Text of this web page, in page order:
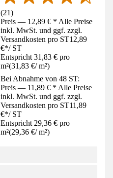
(21)
Preis — 12,89 € * Alle Preise
inkl. MwSt. und ggf. zzgl.
Versandkosten pro ST12,89
€*/ ST
Entspricht 31,83 € pro
m²(31,83 €/ m²)
Bei Abnahme von 48 ST:
Preis — 11,89 € * Alle Preise
inkl. MwSt. und ggf. zzgl.
Versandkosten pro ST11,89
€*/ ST
Entspricht 29,36 € pro
m²(29,36 €/ m²)